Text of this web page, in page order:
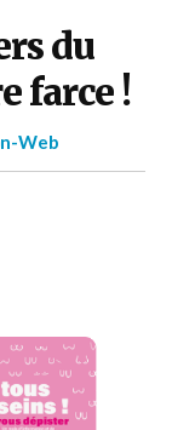
du
farce !
Web